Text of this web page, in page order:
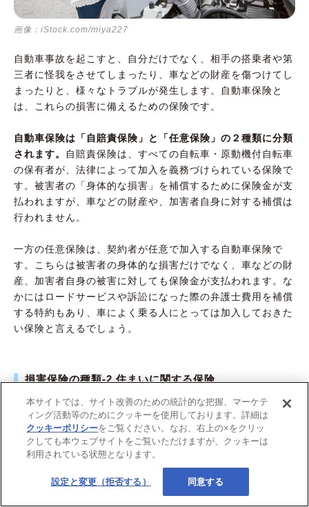
画像：iStock.com/miya227
自動車事故を起こすと、自分だけでなく、相手の搭乗者や第
三者に怪我をさせてしまったり、車などの財産を傷つけてし
まったりと、様々なトラブルが発生します。自動車保険と
は、これらの損害に備えるための保険です。
自動車保険は「自賠責保険」と「任意保険」の２種類に分類
されます。
自賠責保険は、すべての自転車・原動機付自転車
の保有者が、法律によって加入を義務づけられている保険で
す。被害者の「身体的な損害」を補償するために保険金が支
払われますが、車などの財産や、加害者自身に対する補償は
行われません。
一方の任意保険は、契約者が任意で加入する自動車保険で
す。こちらは被害者の身体的な損害だけでなく、車などの財
産、加害者自身の被害に対しても保険金が支払われます。な
かにはロードサービスや訴訟になった際の弁護士費用を補償
する特約もあり、車によく乗る人にとっては加入しておきた
い保険と言えるでしょう。
損害保険の種類-2.住まいに関する保険
本サイトでは、サイト改善のための統計的な把握、マーケテ
ィング活動等のためにクッキーを使用しております。詳細は
クッキーポリシーをご覧ください。なお、右上の×をクリッ
クしても本ウェブサイトをご覧いただけますが、クッキーは
利用されている状態となります。
設定と変更（拒否する） 同意する